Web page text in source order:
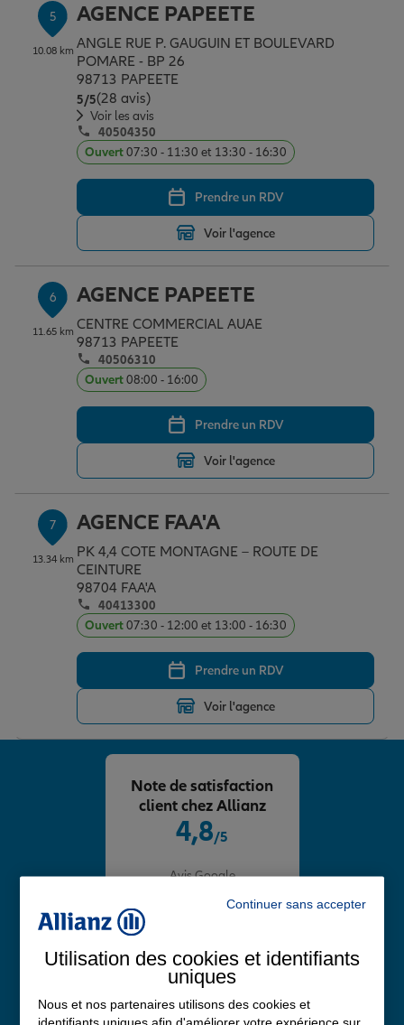
5
10.08 km
AGENCE PAPEETE
ANGLE RUE P. GAUGUIN ET BOULEVARD
POMARE - BP 26
98713 PAPEETE
5/5Note de 5 sur 5
(28 avis)
Voir les avis
40504350
Ouvert07:30 - 11:30 et 13:30 - 16:30
Prendre un RDV
Voir l'agence
6
11.65 km
AGENCE PAPEETE
CENTRE COMMERCIAL AUAE
98713 PAPEETE
40506310
Ouvert08:00 - 16:00
Prendre un RDV
Voir l'agence
7
13.34 km
AGENCE FAA'A
PK 4,4 COTE MONTAGNE – ROUTE DE
CEINTURE
98704 FAA'A
40413300
Ouvert07:30 - 12:00 et 13:00 - 16:30
Prendre un RDV
Voir l'agence
4,8/5
Avis Google
Note de satisfaction
client chez Allianz
Continuer sans accepter
Utilisation des cookies et identifiants
uniques
Nous et nos partenaires utilisons des cookies et
identifiants uniques afin d'améliorer votre expérience sur